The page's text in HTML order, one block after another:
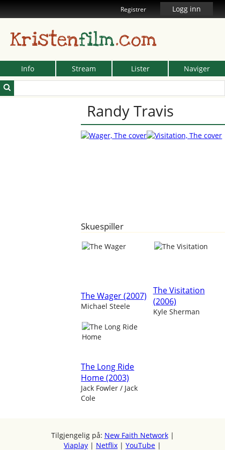
Registrer Logg inn
Kristenfilm.com
Info Stream Lister Naviger
Randy Travis
Skuespiller
The Wager (2007)
Michael Steele
The Visitation
(2006)
Kyle Sherman
The Long Ride
Home (2003)
Jack Fowler / Jack
Cole
Tilgjengelig på: New Faith Network|
Viaplay | Netflix | YouTube |